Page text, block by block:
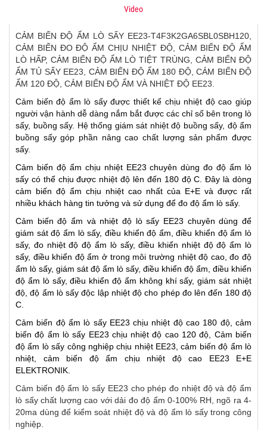
Video
CẢM BIẾN ĐỘ ẨM LÒ SẤY EE23-T4F3K2GA6SBL0SBH120,
CẢM BIẾN ĐO ĐỘ ẨM CHỊU NHIỆT ĐỘ, CẢM BIẾN ĐỘ ẨM
LÒ HẤP, CẢM BIẾN ĐỘ ẨM LÒ TIỆT TRÙNG, CẢM BIẾN ĐỘ
ẨM TỦ SẤY EE23, CẢM BIẾN ĐỘ ẨM 180 ĐỘ, CẢM BIẾN ĐỘ
ẨM 120 ĐỘ, CẢM BIẾN ĐỘ ẨM VÀ NHIỆT ĐỘ EE23.
Cảm biến độ ẩm lò sấy được thiết kế chịu nhiệt độ cao giúp
người vận hành dễ dàng nắm bắt được các chỉ số bên trong lò
sấy, buồng sấy. Hệ thống giám sát nhiệt độ buồng sấy, độ ẩm
buồng sấy góp phần nâng cao chất lượng sản phẩm được
sấy.
Cảm biến độ ẩm chịu nhiệt EE23 chuyên dùng đo độ ẩm lò
sấy có thể chịu được nhiệt độ lên đến 180 độ C. Đây là dòng
cảm biến độ ẩm chịu nhiệt cao nhất của E+E và được rất
nhiều khách hàng tin tưởng và sử dụng để đo độ ẩm lò sấy.
Cảm biến độ ẩm và nhiệt độ lò sấy EE23 chuyên dùng để
giám sát độ ẩm lò sấy, điều khiển độ ẩm, điều khiển độ ẩm lò
sấy, đo nhiệt độ độ ẩm lò sấy, điều khiển nhiệt độ độ ẩm lò
sấy, điều khiển độ ẩm ở trong môi trường nhiệt độ cao, đo độ
ẩm lò sấy, giám sát độ ẩm lò sấy, điều khiển độ ẩm, điều khiển
độ ẩm lò sấy, điều khiển độ ẩm không khí sấy, giám sát nhiệt
độ, độ ẩm lò sấy độc lập nhiệt độ cho phép đo lên đến 180 độ
C.
Cảm biến độ ẩm lò sấy ​EE23 chịu nhiệt độ cao 180 độ, cảm
biến độ ẩm lò sấy ​EE23 chịu nhiệt độ cao 120 độ, Cảm biến
độ ẩm lò sấy công nghiệp chịu nhiệt EE23, cảm biến độ ẩm lò
nhiệt, cảm biến độ ẩm chịu nhiệt độ cao EE23 E+E
ELEKTRONIK.
Cảm biến độ ẩm lò sấy EE23 cho phép đo nhiệt độ và độ ẩm
lò sấy chất lượng cao với dải đo độ ẩm 0-100% RH, ngõ ra 4-
20ma dùng để kiểm soát nhiệt độ và độ ẩm lò sấy trong công
nghiệp.